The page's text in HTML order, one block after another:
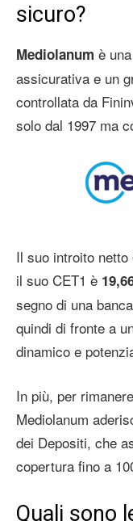
sicuro?
Mediolanum è
assicurativa e un
controllata da
solo dal 1997 ma
Il suo introito
il suo CET1 è
segno di una
quindi di fronte a
dinamico e
In più, per
Mediolanum
dei Depositi, che
copertura fino a
Quali sono